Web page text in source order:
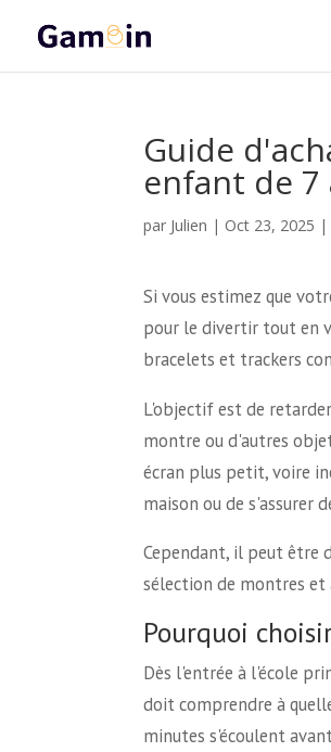
Guide
enfant de 7
par Julien | Oct 23, 2025 |
Si vous estimez que
pour le divertir tout en
bracelets et trackers
L'objectif est de
montre ou d'autres
écran plus petit, voire
maison ou de s'assurer
Cependant, il peut être
sélection de montres
Pourquoi
Dès l'entrée à l'école
doit comprendre à
minutes s'écoulent